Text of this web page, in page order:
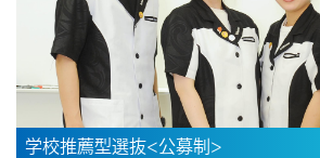
学校推薦型選抜<公募制>